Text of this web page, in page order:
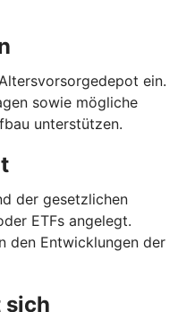
ein.
sowie mögliche
unterstützen.
der gesetzlichen
ETFs angelegt.
den Entwicklungen der
sich